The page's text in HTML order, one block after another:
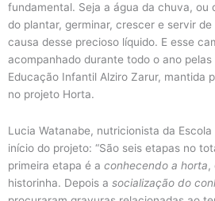
fundamental. Seja a água da chuva, ou
do plantar, germinar, crescer e servir
causa desse precioso líquido. E esse
acompanhado durante todo o ano
Educação Infantil Alziro Zarur, mantida
no projeto Horta.
Lucia Watanabe, nutricionista da
início do projeto: “São seis etapas no
primeira etapa é a conhecendo a horta,
historinha. Depois a socialização do